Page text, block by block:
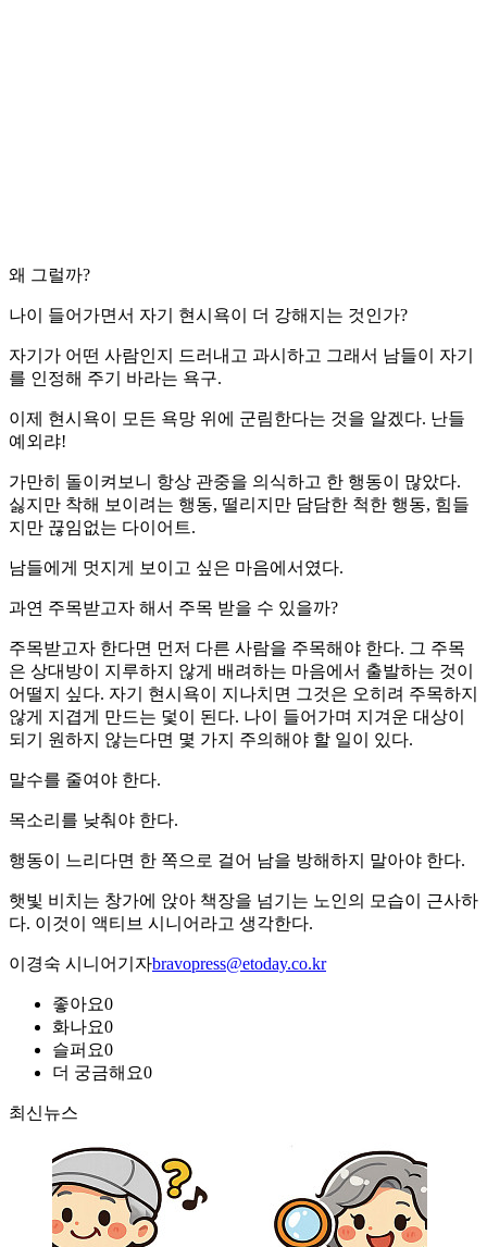
왜 그럴까?
나이 들어가면서 자기 현시욕이 더 강해지는 것인가?
자기가 어떤 사람인지 드러내고 과시하고 그래서 남들이 자기
를 인정해 주기 바라는 욕구.
이제 현시욕이 모든 욕망 위에 군림한다는 것을 알겠다. 난들
예외랴!
가만히 돌이켜보니 항상 관중을 의식하고 한 행동이 많았다.
싫지만 착해 보이려는 행동, 떨리지만 담담한 척한 행동, 힘들
지만 끊임없는 다이어트.
남들에게 멋지게 보이고 싶은 마음에서였다.
과연 주목받고자 해서 주목 받을 수 있을까?
주목받고자 한다면 먼저 다른 사람을 주목해야 한다. 그 주목
은 상대방이 지루하지 않게 배려하는 마음에서 출발하는 것이
어떨지 싶다. 자기 현시욕이 지나치면 그것은 오히려 주목하지
않게 지겹게 만드는 덫이 된다. 나이 들어가며 지겨운 대상이
되기 원하지 않는다면 몇 가지 주의해야 할 일이 있다.
말수를 줄여야 한다.
목소리를 낮춰야 한다.
행동이 느리다면 한 쪽으로 걸어 남을 방해하지 말아야 한다.
햇빛 비치는 창가에 앉아 책장을 넘기는 노인의 모습이 근사하
다. 이것이 액티브 시니어라고 생각한다.
이경숙 시니어기자bravopress@etoday.co.kr
좋아요0
화나요0
슬퍼요0
더 궁금해요0
최신뉴스